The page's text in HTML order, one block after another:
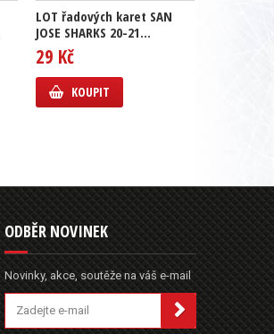
LOT řadových karet SAN
JOSE SHARKS 20-21...
29 Kč
KOUPIT
ODBĚR NOVINEK
Novinky, akce, soutěže na váš e-mail